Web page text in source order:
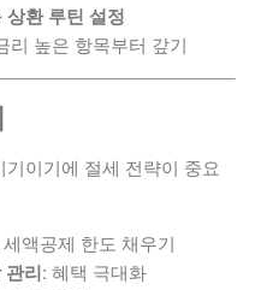
상환 루틴 설정
리 높은 항목부터 갚기
이기에 절세 전략이 중요
세액공제 한도 채우기
관리: 혜택 극대화